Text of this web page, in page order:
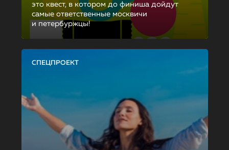
это квест, в котором до финиша дойдут
самые ответственные москвичи
и петербуржцы!
СПЕЦПРОЕКТ